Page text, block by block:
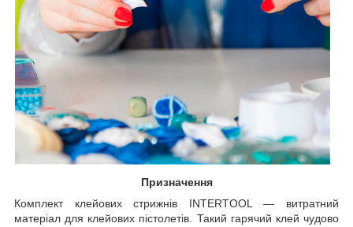
Призначення
Комплект клейових стрижнів INTERTOOL — витратний
матеріал для клейових пістолетів. Такий гарячий клей чудово